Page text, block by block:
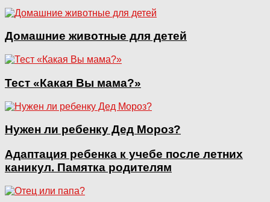
Домашние животные для детей
Тест «Какая Вы мама?»
Нужен ли ребенку Дед Мороз?
Адаптация ребенка к учебе после летних
каникул. Памятка родителям